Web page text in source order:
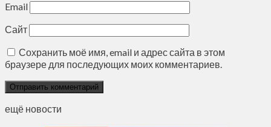
Email
Сайт
Сохранить моё имя, email и адрес сайта в этом
браузере для последующих моих комментариев.
ещё новости